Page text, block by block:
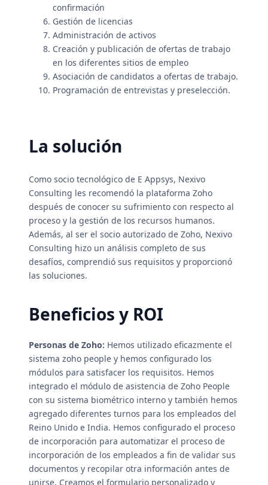
confirmación
Gestión de licencias
Administración de activos
Creación y publicación de ofertas de trabajo
en los diferentes sitios de empleo
Asociación de candidatos a ofertas de trabajo.
Programación de entrevistas y preselección.
La solución
Como socio tecnológico de E Appsys, Nexivo
Consulting les recomendó la plataforma Zoho
después de conocer su sufrimiento con respecto al
proceso y la gestión de los recursos humanos.
Además, al ser el socio autorizado de Zoho, Nexivo
Consulting hizo un análisis completo de sus
desafíos, comprendió sus requisitos y proporcionó
las soluciones.
Beneficios y ROI
Personas de Zoho: Hemos utilizado eficazmente el
sistema zoho people y hemos configurado los
módulos para satisfacer los requisitos. Hemos
integrado el módulo de asistencia de Zoho People
con su sistema biométrico interno y también hemos
agregado diferentes turnos para los empleados del
Reino Unido e India. Hemos configurado el proceso
de incorporación para automatizar el proceso de
incorporación de los empleados a fin de validar sus
documentos y recopilar otra información antes de
unirse. Creamos el formulario personalizado y